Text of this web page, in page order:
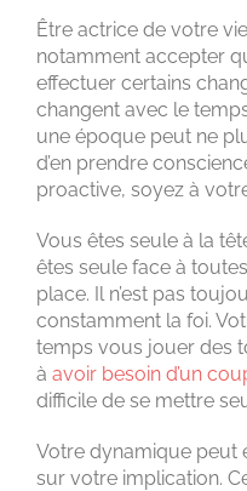
Être actrice de votre
notamment accepter
effectuer certains
changent avec le
une époque peut ne
d’en prendre
proactive, soyez à
Vous êtes seule à la
êtes seule face à
place. Il n’est pas
constamment la foi.
temps vous jouer des
à avoir besoin d’un
difficile de se mettre
Votre dynamique peut
sur votre implication.